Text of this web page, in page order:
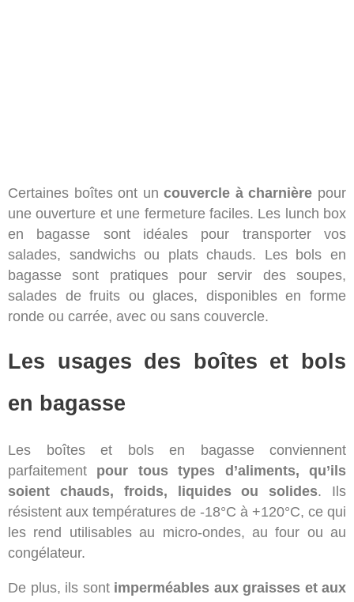
Certaines boîtes ont uncouvercle à charnière pour
une ouverture et une fermeture faciles. Les lunch box
en bagasse sont idéales pour transporter vos
salades, sandwichs ou plats chauds. Les bols en
bagasse sont pratiques pour servir des soupes,
salades de fruits ou glaces, disponibles en forme
ronde ou carrée, avec ou sans couvercle.
Les usages des boîtes et bols
en bagasse
Les boîtes et bols en bagasse conviennent
parfaitement pour tous types d’aliments, qu’ils
soient chauds, froids, liquides ou solides. Ils
résistent aux températures de -18°C à +120°C, ce qui
les rend utilisables au micro-ondes, au four ou au
congélateur.
De plus, ils sontimperméables aux graisses et aux